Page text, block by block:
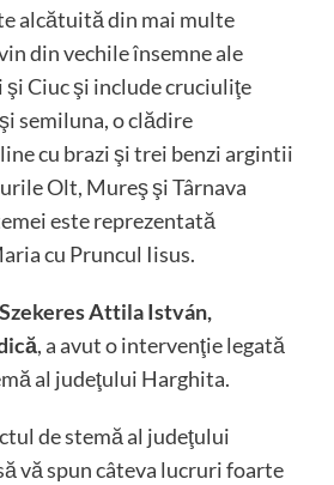
alcătuită din mai multe
din vechile însemne ale
Ciuc şi include cruciuliţe
semiluna, o clădire
cu brazi şi trei benzi argintii
Olt, Mureş şi Târnava
este reprezentată
cu Pruncul Iisus.
Szekeres Attila István,
, a avut o intervenţie legată
al judeţului Harghita.
de stemă al judeţului
vă spun câteva lucruri foarte